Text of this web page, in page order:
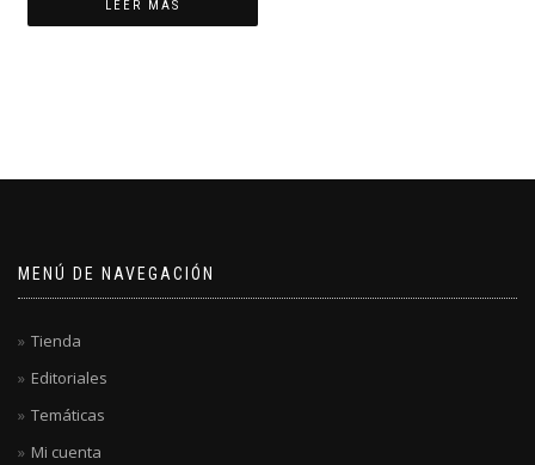
LEER MÁS
MENÚ DE NAVEGACIÓN
Tienda
Editoriales
Temáticas
Mi cuenta